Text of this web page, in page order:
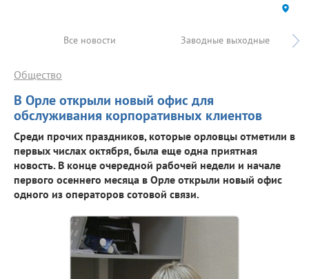
Все новости Заводные выходные
В Орле открыли новый офис для
обслуживания корпоративных клиентов
Общество
Среди прочих праздников, которые орловцы отметили в
первых числах октября, была еще одна приятная
новость. В конце очередной рабочей недели и начале
первого осеннего месяца в Орле открыли новый офис
одного из операторов сотовой связи.